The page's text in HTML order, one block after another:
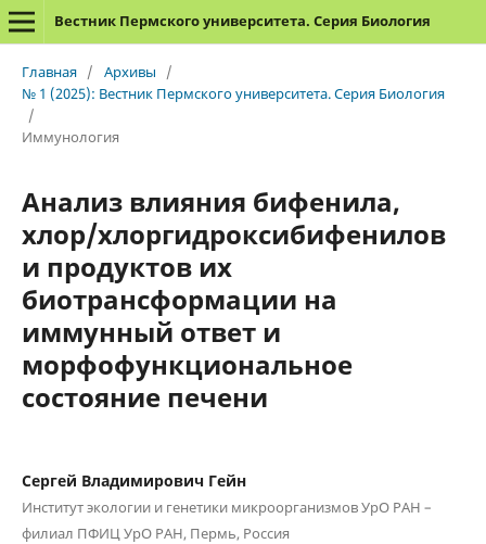
Вестник Пермского университета. Серия Биология
Главная / Архивы
/
№ 1 (2025): Вестник Пермского университета. Серия Биология
/
Иммунология
Анализ влияния бифенила,
хлор/хлоргидроксибифенилов
и продуктов их
биотрансформации на
иммунный ответ и
морфофункциональное
состояние печени
Сергей Владимирович Гейн
Институт экологии и генетики микроорганизмов УрО РАН –
филиал ПФИЦ УрО РАН, Пермь, Россия